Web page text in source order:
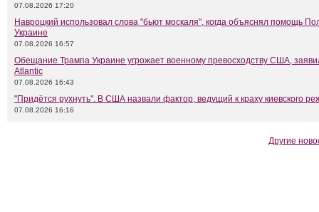
07.08.2026 17:20
Навроцкий использовал слова "бьют москаля", когда объяснял помощь
Украине
07.08.2026 16:57
Обещание Трампа Украине угрожает военному превосходству США,
Atlantic
07.08.2026 16:43
"Придётся рухнуть". В США назвали фактор, ведущий к краху киевского
07.08.2026 16:16
Другие